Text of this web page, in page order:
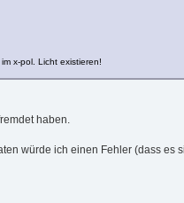
x-pol. Licht existieren!
haben.
würde ich einen Fehler (dass